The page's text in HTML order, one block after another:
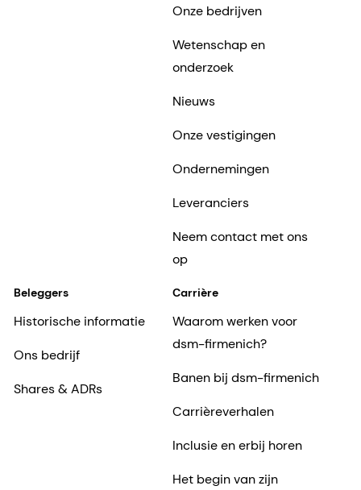
Onze bedrijven
Wetenschap en
onderzoek
Nieuws
Onze vestigingen
Ondernemingen
Leveranciers
Neem contact met ons
op
Beleggers
Historische informatie
Ons bedrijf
Shares & ADRs
Carrière
Waarom werken voor
dsm-firmenich?
Banen bij dsm-firmenich
Carrièreverhalen
Inclusie en erbij horen
Het begin van zijn